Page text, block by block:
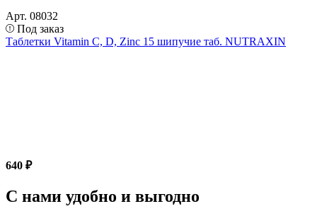
Арт. 08032
Под заказ
Таблетки Vitamin C, D, Zinc 15 шипучие таб. NUTRAXIN
640 ₽
С нами удобно и выгодно